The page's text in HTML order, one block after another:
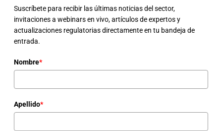
Suscríbete para recibir las últimas noticias del sector,
invitaciones a webinars en vivo, artículos de expertos y
actualizaciones regulatorias directamente en tu bandeja de
entrada.
Nombre*
Apellido*